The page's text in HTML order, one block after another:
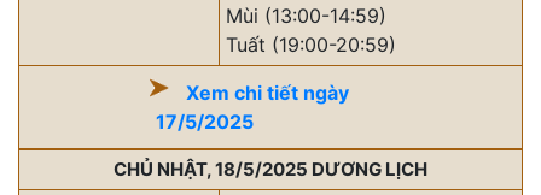
Mùi (13:00-14:59)
Tuất (19:00-20:59)
Xem chi tiết ngày
17/5/2025
CHỦ NHẬT, 18/5/2025 DƯƠNG LỊCH